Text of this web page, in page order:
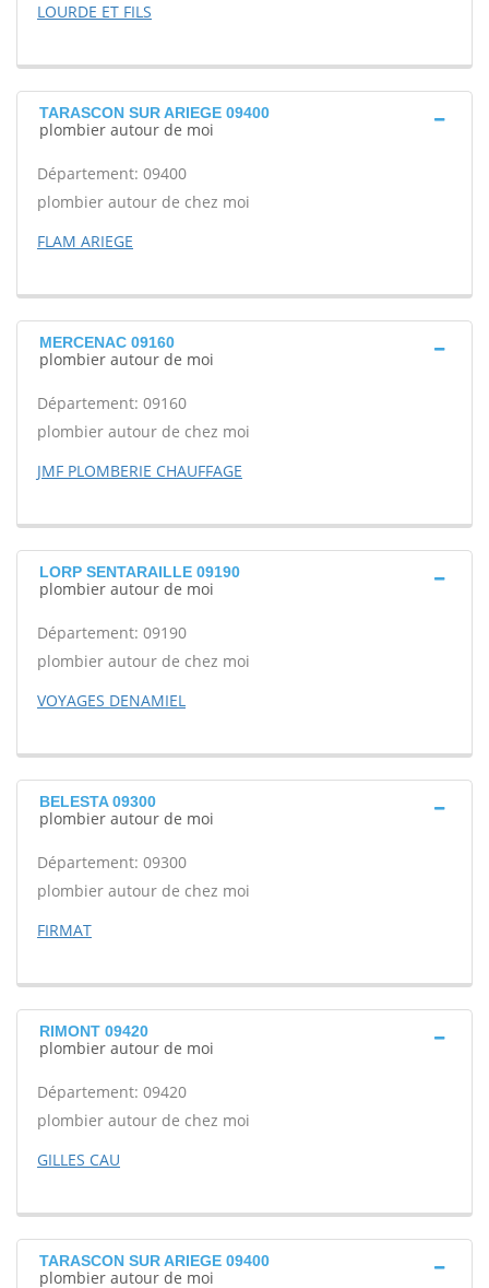
LOURDE ET FILS
TARASCON SUR ARIEGE 09400
plombier autour de moi
Département: 09400
plombier autour de chez moi
FLAM ARIEGE
MERCENAC 09160
plombier autour de moi
Département: 09160
plombier autour de chez moi
JMF PLOMBERIE CHAUFFAGE
LORP SENTARAILLE 09190
plombier autour de moi
Département: 09190
plombier autour de chez moi
VOYAGES DENAMIEL
BELESTA 09300
plombier autour de moi
Département: 09300
plombier autour de chez moi
FIRMAT
RIMONT 09420
plombier autour de moi
Département: 09420
plombier autour de chez moi
GILLES CAU
TARASCON SUR ARIEGE 09400
plombier autour de moi